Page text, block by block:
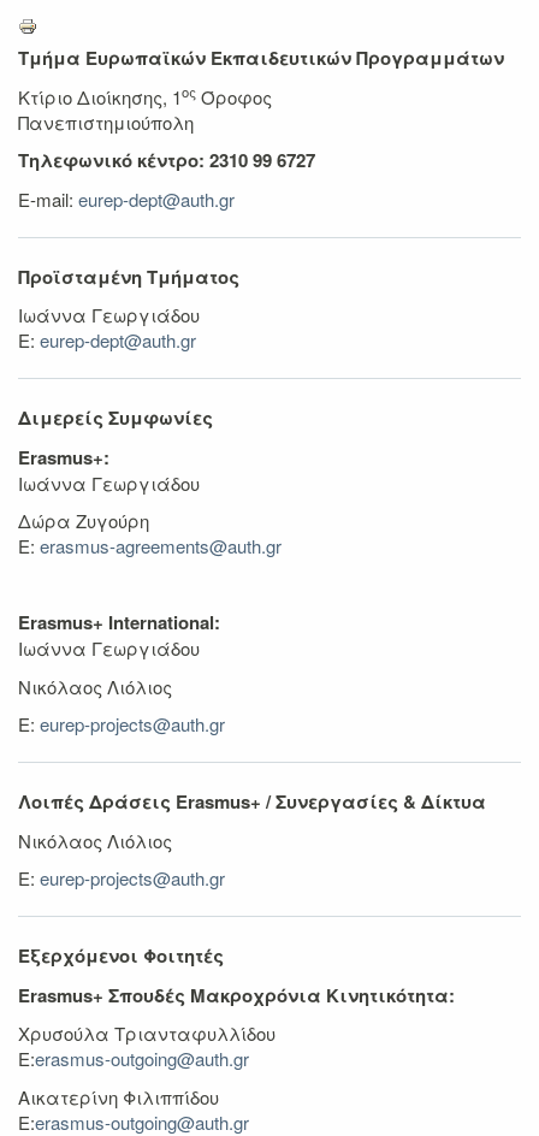
Τμήμα Ευρωπαϊκών Εκπαιδευτικών Προγραμμάτων
Κτίριο Διοίκησης, 1ος Όροφος
Πανεπιστημιούπολη
Τηλεφωνικό κέντρο: 2310 99 6727
E-mail: eurep-dept@auth.gr
Προϊσταμένη Τμήματος
Ιωάννα Γεωργιάδου
Ε: eurep-dept@auth.gr
Διμερείς Συμφωνίες
Erasmus+:
Ιωάννα Γεωργιάδου
Δώρα Ζυγούρη
E: erasmus-agreements@auth.gr
Erasmus+ International:
Ιωάννα Γεωργιάδου
Νικόλαος Λιόλιος
Ε: eurep-projects@auth.gr
Λοιπές Δράσεις Erasmus+ / Συνεργασίες & Δίκτυα
Νικόλαος Λιόλιος
Ε: eurep-projects@auth.gr
Εξερχόμενοι Φοιτητές
Erasmus+ Σπουδές Μακροχρόνια Κινητικότητα:
Χρυσούλα Τριανταφυλλίδου
E:erasmus-outgoing@auth.gr
Αικατερίνη Φιλιππίδου
E:erasmus-outgoing@auth.gr